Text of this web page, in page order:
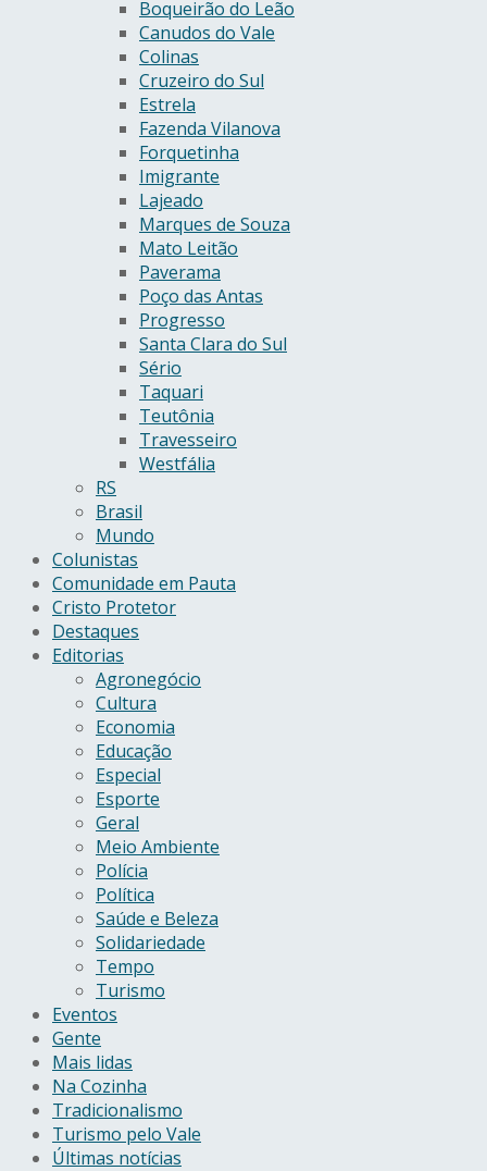
Boqueirão do Leão
Canudos do Vale
Colinas
Cruzeiro do Sul
Estrela
Fazenda Vilanova
Forquetinha
Imigrante
Lajeado
Marques de Souza
Mato Leitão
Paverama
Poço das Antas
Progresso
Santa Clara do Sul
Sério
Taquari
Teutônia
Travesseiro
Westfália
RS
Brasil
Mundo
Colunistas
Comunidade em Pauta
Cristo Protetor
Destaques
Editorias
Agronegócio
Cultura
Economia
Educação
Especial
Esporte
Geral
Meio Ambiente
Polícia
Política
Saúde e Beleza
Solidariedade
Tempo
Turismo
Eventos
Gente
Mais lidas
Na Cozinha
Tradicionalismo
Turismo pelo Vale
Últimas notícias